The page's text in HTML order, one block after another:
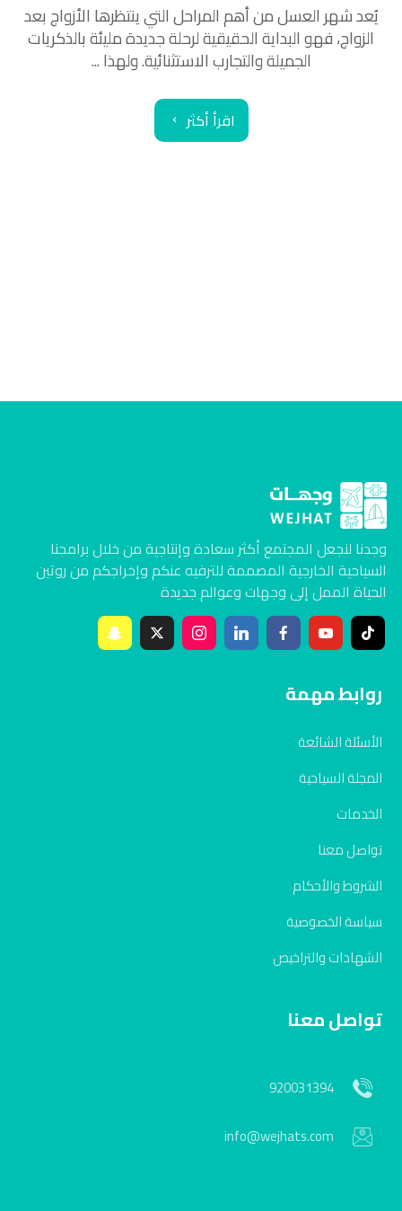
يُعد شهر العسل من أهم المراحل التي ينتظرها الأزواج بعد
الزواج، فهو البداية الحقيقية لرحلة جديدة مليئة بالذكريات
الجميلة والتجارب الاستثنائية. ولهذا ...
اقرأ أكثر
وجدنا لنجعل المجتمع أكثر سعادة وإنتاجية من خلال برامجنا
السياحية الخارجية المصممة للترفيه عنكم وإخراجكم من روتين
الحياة الممل إلى وجهات وعوالم جديدة
روابط مهمة
الأسئلة الشائعة
المجلة السياحية
الخدمات
تواصل معنا
الشروط والأحكام
سياسة الخصوصية
الشهادات والتراخيص
تواصل معنا
920031394
info@wejhats.com